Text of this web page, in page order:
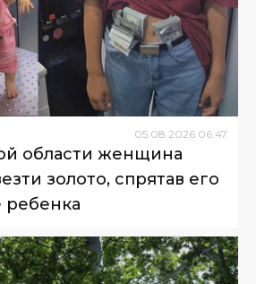
05.08.2026 06:47
области женщина
золото, спрятав его
ребенка